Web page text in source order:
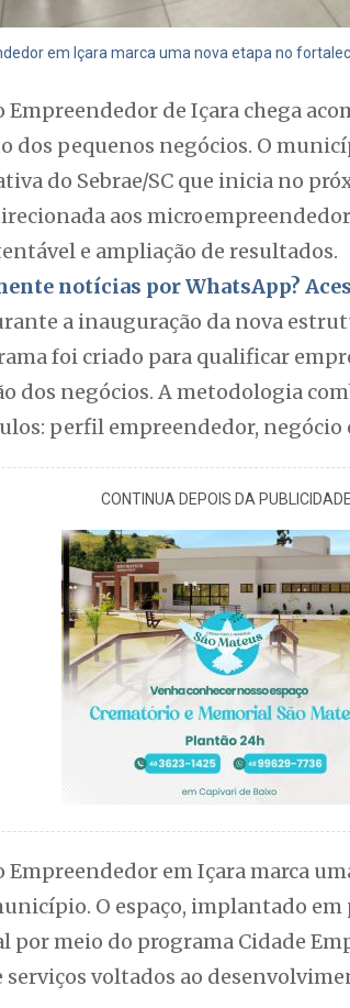
em Içara marca uma nova etapa no
Empreendedor de Içara chega
pequenos negócios. O
do Sebrae/SC que inicia no
aos
e ampliação de resultados.
notícias por WhatsApp?
a inauguração da nova
foi criado para qualificar
dos negócios. A metodologia
perfil empreendedor, negócio
CONTINUA DEPOIS DA PUBLICIDADE
Empreendedor em Içara marca
O espaço, implantado em
meio do programa Cidade
serviços voltados ao